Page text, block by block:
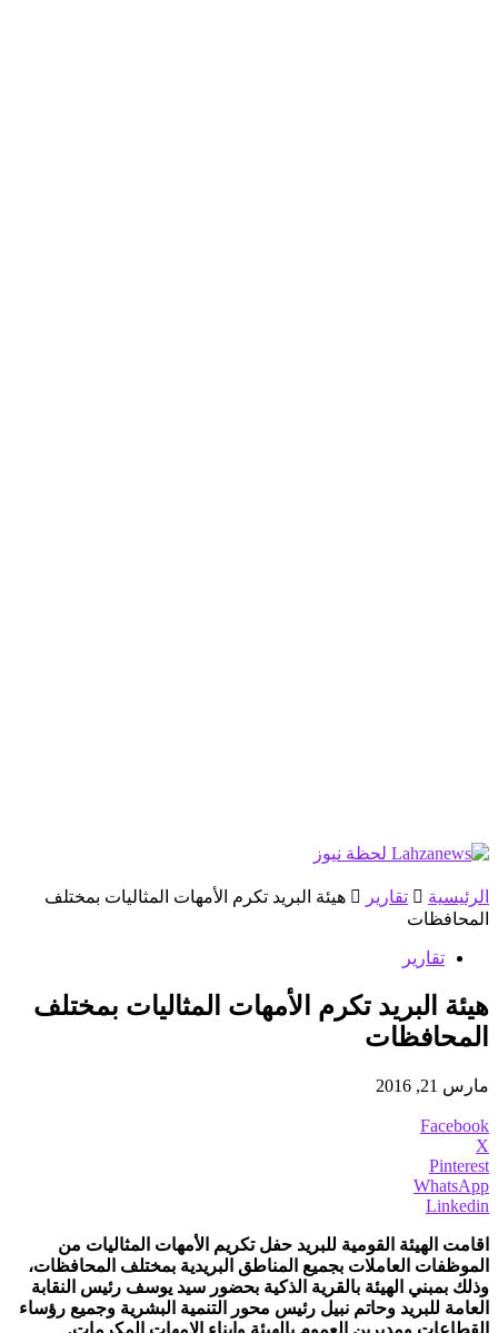
الرئيسية تقارير
هيئة البريد تكرم الأمهات المثاليات بمختلف
المحافظات
تقارير
هيئة البريد تكرم الأمهات المثاليات بمختلف
المحافظات
مارس 21, 2016
Facebook
X
Pinterest
WhatsApp
Linkedin
اقامت الهيئة القومية للبريد حفل تكريم الأمهات المثاليات من
الموظفات العاملات بجميع المناطق البريدية بمختلف المحافظات،
وذلك بمبني الهيئة بالقرية الذكية بحضور سيد يوسف رئيس النقابة
العامة للبريد وحاتم نبيل رئيس محور التنمية البشرية وجميع رؤساء
القطاعات ومديرين العموم بالهيئة وابناء الامهات المكرمات.